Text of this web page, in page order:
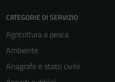
CATEGORIE DI SERVIZIO
Agricoltura e pesca
Ambiente
Anagrafe e stato civile